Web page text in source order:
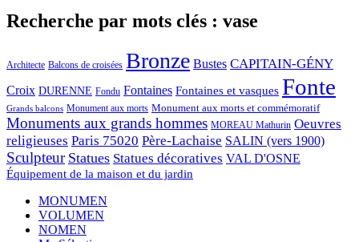
Recherche par mots clés : vase
Architecte Balcons de croisées Bronze Bustes CAPITAIN-GÉNY
Croix DURENNE Fondu Fontaines Fontaines et vasques Fonte
Grands balcons Monument aux morts Monument aux morts et commémoratif
Monuments aux grands hommes MOREAU Mathurin Oeuvres
religieuses Paris 75020 Père-Lachaise SALIN (vers 1900)
Sculpteur Statues Statues décoratives VAL D'OSNE
Équipement de la maison et du jardin
MONUMEN
VOLUMEN
NOMEN